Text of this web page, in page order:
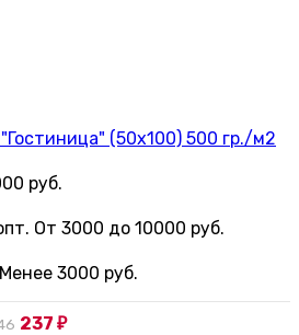
(50х100) 500 гр./м2
237 ₽